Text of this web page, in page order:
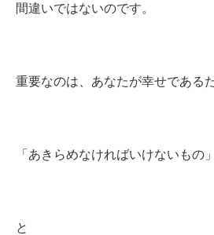
間違いではないのです。
重要なのは、あなたが幸せである
「あきらめなければいけないもの」
と